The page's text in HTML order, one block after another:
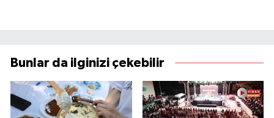
Bunlar da ilginizi çekebilir